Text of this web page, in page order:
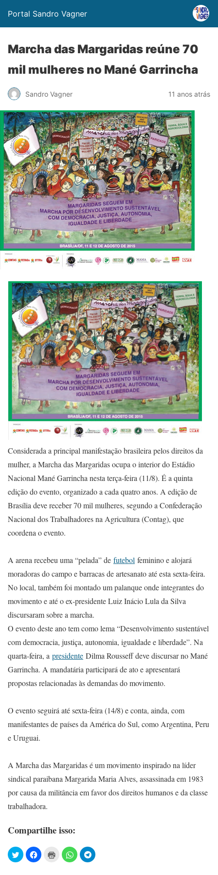
Portal Sandro Vagner
Marcha das Margaridas reúne 70
mil mulheres no Mané Garrincha
Sandro Vagner 11 anos atrás
Considerada a principal manifestação brasileira pelos direitos da
mulher, a Marcha das Margaridas ocupa o interior do Estádio
Nacional Mané Garrincha nesta terça-feira (11/8). É a quinta
edição do evento, organizado a cada quatro anos. A edição de
Brasília deve receber 70 mil mulheres, segundo a Confederação
Nacional dos Trabalhadores na Agricultura (Contag), que
coordena o evento.
A arena recebeu uma “pelada” de futebol feminino e alojará
moradoras do campo e barracas de artesanato até esta sexta-feira.
No local, também foi montado um palanque onde integrantes do
movimento e até o ex-presidente Luiz Inácio Lula da Silva
discursaram sobre a marcha.
O evento deste ano tem como lema “Desenvolvimento sustentável
com democracia, justiça, autonomia, igualdade e liberdade”. Na
quarta-feira, a presidente Dilma Rousseff deve discursar no Mané
Garrincha. A mandatária participará de ato e apresentará
propostas relacionadas às demandas do movimento.
O evento seguirá até sexta-feira (14/8) e conta, ainda, com
manifestantes de países da América do Sul, como Argentina, Peru
e Uruguai.
A Marcha das Margaridas é um movimento inspirado na líder
sindical paraibana Margarida Maria Alves, assassinada em 1983
por causa da militância em favor dos direitos humanos e da classe
trabalhadora.
Compartilhe isso: